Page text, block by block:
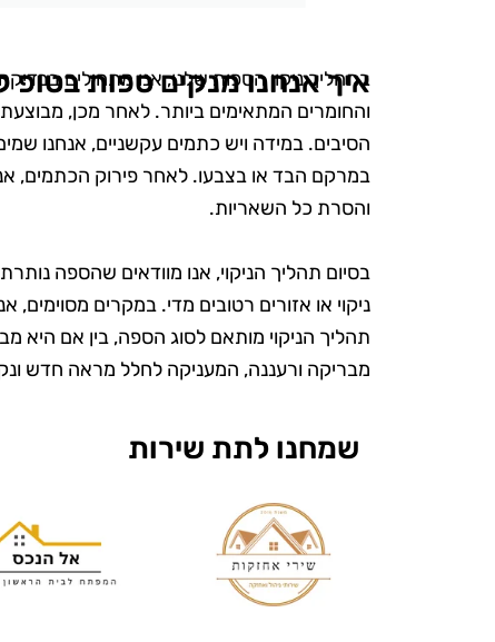
איך אנחנו מנקים ספות בטופ
בתהליך ניקוי הספות שלנו, אנו מתחילים
והחומרים המתאימים ביותר. לאחר מכן,
הסיבים. במידה ויש כתמים עקשניים, אנחנו
במרקם הבד או בצבעו. לאחר פירוק הכתמים,
והסרת כל השאריות.
בסיום תהליך הניקוי, אנו מוודאים שהספה
ניקוי או אזורים רטובים מדי. במקרים מסוימים,
תהליך הניקוי מותאם לסוג הספה, בין אם היא
מבריקה ורעננה, המעניקה לחלל מראה חדש
שמחנו לתת שירות
"אני כל כך